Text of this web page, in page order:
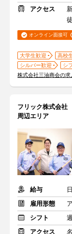
アクセス
オンライン面接可
大学生歓迎 高校
シルバー歓迎
シ
株式会社三油商会の求
フリック株式会
周辺エリア
給与
雇用形態
シフト
アクセス